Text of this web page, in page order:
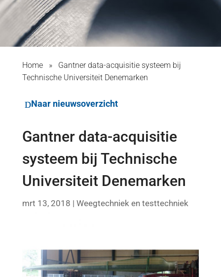
Home» Gantner data-acquisitie systeem bij
Technische Universiteit Denemarken
Naar nieuwsoverzicht
Gantner data-acquisitie
systeem bij Technische
Universiteit Denemarken
mrt 13, 2018 | Weegtechniek en testtechniek